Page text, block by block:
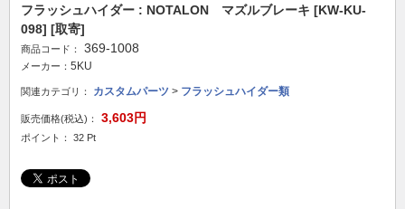
フラッシュハイダー : NOTALON マズルブレーキ [KW-KU-
098] [取寄]
商品コード： 369-1008
メーカー： 5KU
関連カテゴリ： カスタムパーツ > フラッシュハイダー類
販売価格(税込)： 3,603円
ポイント： 32 Pt